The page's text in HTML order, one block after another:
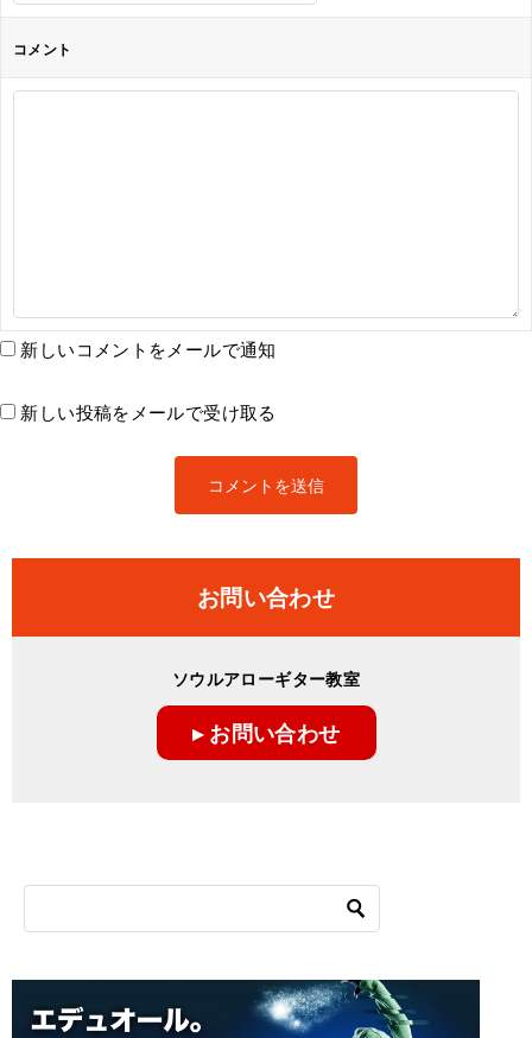
コメント
新しいコメントをメールで通知
新しい投稿をメールで受け取る
お問い合わせ
ソウルアローギター教室
▸ お問い合わせ